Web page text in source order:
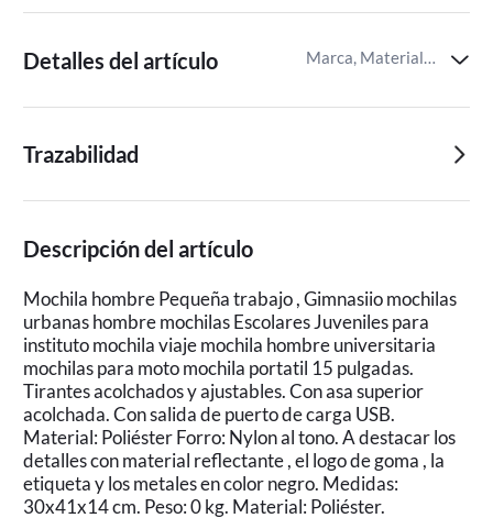
Detalles del artículo Marca, Material de confección,Material del forro
Trazabilidad
Descripción del artículo
Mochila hombre Pequeña trabajo , Gimnasiio mochilas
urbanas hombre mochilas Escolares Juveniles para
instituto mochila viaje mochila hombre universitaria
mochilas para moto mochila portatil 15 pulgadas.
Tirantes acolchados y ajustables. Con asa superior
acolchada. Con salida de puerto de carga USB.
Material: Poliéster Forro: Nylon al tono. A destacar los
detalles con material reflectante , el logo de goma , la
etiqueta y los metales en color negro. Medidas:
30x41x14 cm. Peso: 0 kg. Material: Poliéster.